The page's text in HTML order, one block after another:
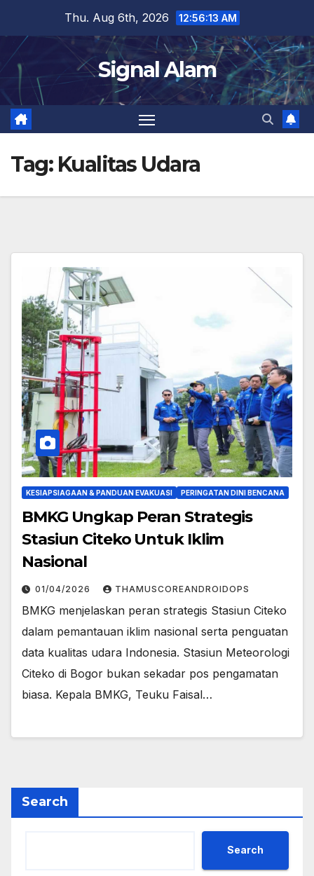
content
Thu. Aug 6th, 2026 12:56:13 AM
Signal Alam
Tag: Kualitas Udara
KESIAPSIAGAAN & PANDUAN EVAKUASI PERINGATAN DINI BENCANA
BMKG Ungkap Peran Strategis
Stasiun Citeko Untuk Iklim
Nasional
01/04/2026 THAMUSCOREANDROIDOPS
BMKG menjelaskan peran strategis Stasiun Citeko
dalam pemantauan iklim nasional serta penguatan
data kualitas udara Indonesia. ​Stasiun Meteorologi
Citeko di Bogor bukan sekadar pos pengamatan
biasa.​ Kepala BMKG, Teuku Faisal…
Search
Search